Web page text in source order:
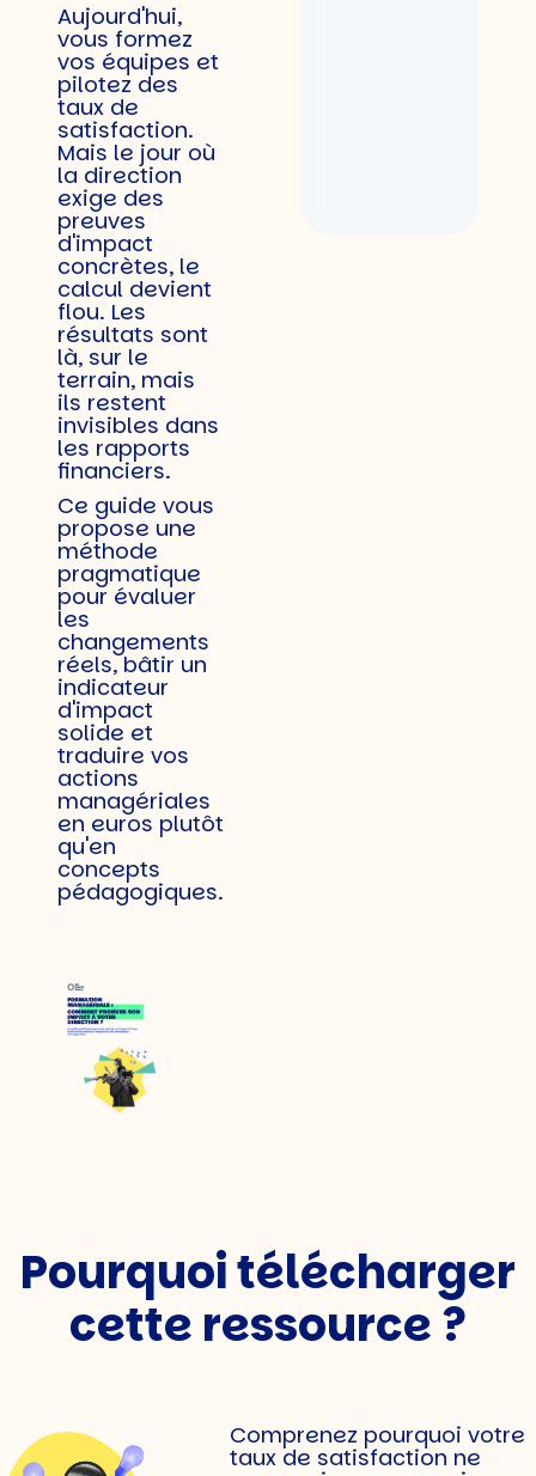
Aujourd'hui,
vous formez
vos équipes et
pilotez des
taux de
satisfaction.
Mais le jour où
la direction
exige des
preuves
d'impact
concrètes, le
calcul devient
flou. Les
résultats sont
là, sur le
terrain, mais
ils restent
invisibles dans
les rapports
financiers.
Ce guide vous
propose une
méthode
pragmatique
pour évaluer
les
changements
réels, bâtir un
indicateur
d'impact
solide et
traduire vos
actions
managériales
en euros plutôt
qu'en
concepts
pédagogiques.
Pourquoi télécharger
cette ressource ?
Comprenez pourquoi votre
taux de satisfaction ne